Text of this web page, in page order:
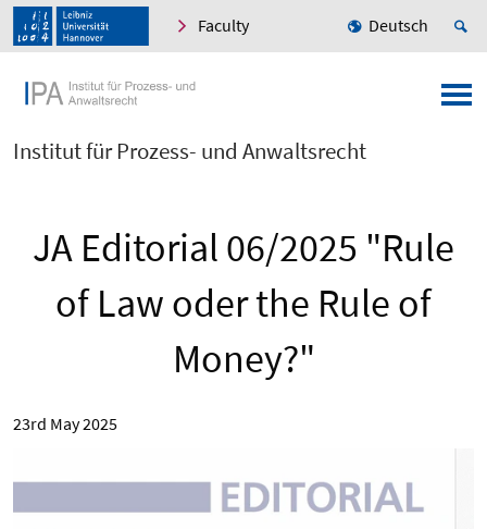
Faculty Deutsch
Institut für Prozess- und Anwaltsrecht
JA Editorial 06/2025 "Rule
of Law oder the Rule of
Money?"
23rd May 2025